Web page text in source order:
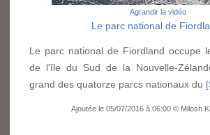
Agrandir la vidéo
Le parc national de
Le parc national de Fiordland occupe
de l'île du Sud de la Nouvelle-
grand des quatorze parcs nationaux du
Ajoutée le 05/07/2016 à 06:00 © Milosh